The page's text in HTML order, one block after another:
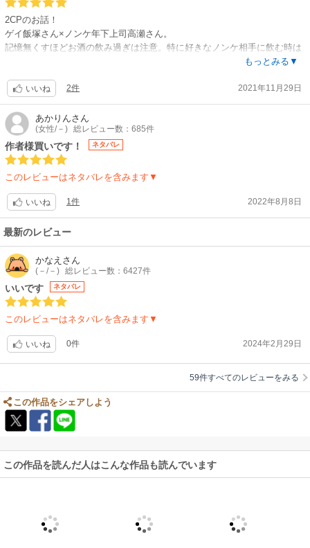
読むきっかけは、半額セール中だったことにあった分、思わね掘り出し物
に出会った気持ちです。これから、この作者さまの作品集めてみようと思
いました。
2CPのお話！
ゲイ飯塚さん×ノンケ年下上司高瀬さん。
記憶無くすほどお酒の飲み過ぎは注意。特に好きなノンケ相手に飲む時は
を簡単に好きになってしまう単純さと驚いたり赤面したりする表情が良
い！なんならこのお話飯塚さんの反応を見てるだけで満足出来てしまう。
捻ったストーリーでもないけどおもしろいのはキャラクターのそんな人間
味溢れる魅力あってのものかな！
ゲイ湯原さん×バイ?かもしれない?シングルファザー史郎さんCP
この2人もイケメンで眼福！
出会ってもすぐに恋にならないし、想いは通じ合わないし、探り合いと期
それが普通ですよね。そういう普通のやりとりに魅せられる作品。
あー！気がついたら2人こんな距離感になってるよってところがまさにBの
L！しっかりキュンキュンしました！
もっとみる▼
いいね 2件 2021年11月29日
あかりんさん
(女性/－) 総レビュー数：685件
作者様買いです！ ネタバレ
このレビューはネタバレを含みます▼
いいね 1件 2022年8月8日
最新のレビュー
かなえ さん
(－/－) 総レビュー数：6427件
いいです ネタバレ
このレビューはネタバレを含みます▼
いいね 0件 2024年2月29日
59件すべてのレビューをみる
この作品をシェアしよう
この作品を読んだ人はこんな作品も読んでいます